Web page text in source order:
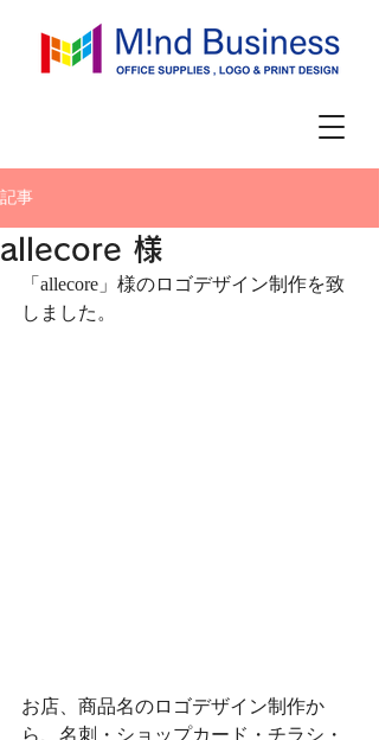
記事
allecore 様
「allecore」様のロゴデザイン制作を致
しました。
お店、商品名のロゴデザイン制作か
ら、名刺・ショップカード・チラシ・